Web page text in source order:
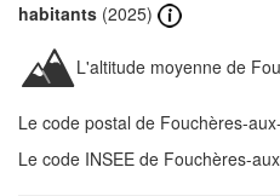
habitants (2025)
L'altitude moyenne de
Le code postal de Fouchères-
Le code INSEE de Fouchères-